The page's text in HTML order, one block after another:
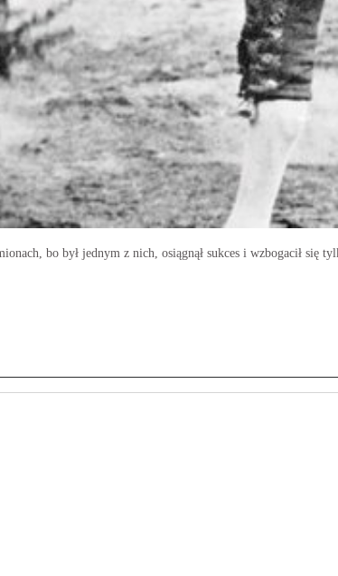
bo był jednym z nich, osiągnął sukces i wzbogacił się